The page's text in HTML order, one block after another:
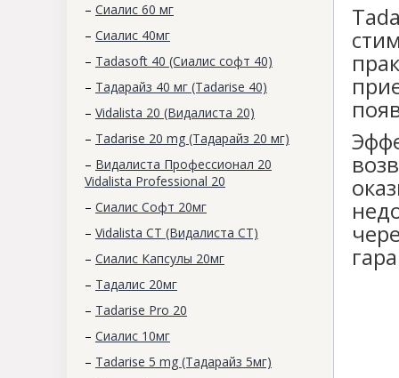
– Сиалис 60 мг
– Cиалис 40мг
– Tadasoft 40 (Сиалис софт 40)
– Тадарайз 40 мг (Tadarise 40)
– Vidalista 20 (Видалиста 20)
– Tadarise 20 mg (Тадарайз 20 мг)
– Видалиста Профессионал 20
Vidalista Professional 20
– Сиалис Софт 20мг
– Vidalista CT (Видалиста СТ)
– Сиалис Капсулы 20мг
– Тадалис 20мг
– Tadarise Pro 20
– Сиалис 10мг
– Tadarise 5 mg (Тадарайз 5мг)